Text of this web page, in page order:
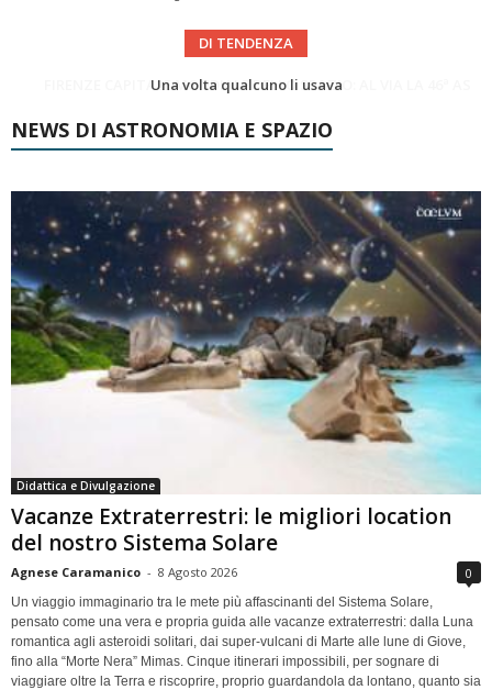
DI TENDENZA
Cielo del Mese di Agosto 2026
NEWS DI ASTRONOMIA E SPAZIO
Didattica e Divulgazione
Vacanze Extraterrestri: le migliori location
del nostro Sistema Solare
Agnese Caramanico - 8 Agosto 2026 0
Un viaggio immaginario tra le mete più affascinanti del Sistema Solare,
pensato come una vera e propria guida alle vacanze extraterrestri: dalla Luna
romantica agli asteroidi solitari, dai super-vulcani di Marte alle lune di Giove,
fino alla “Morte Nera” Mimas. Cinque itinerari impossibili, per sognare di
viaggiare oltre la Terra e riscoprire, proprio guardandola da lontano, quanto sia